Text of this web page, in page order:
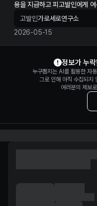
용을 지급하고 피고발인에게
고발인가로세로연구소
2026-05-15
정보가 누
누구뽑지는 AI를 활용한 자
그로 인해 아직 수집되지
여러분의 제보